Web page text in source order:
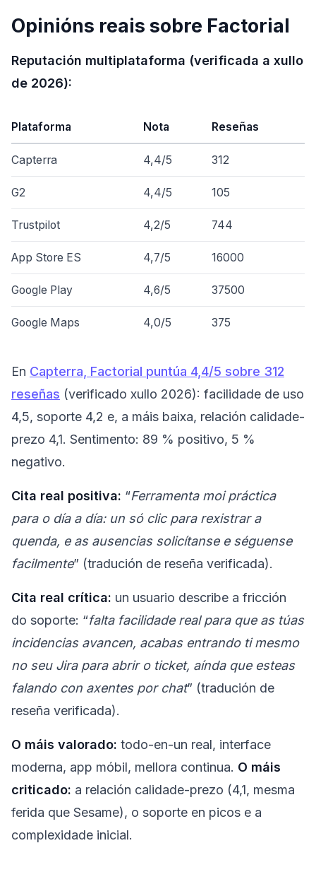
Opinións reais sobre Factorial
Reputación multiplataforma (verificada a xullo
de 2026):
Plataforma Nota Reseñas
Capterra 4,4/5 312
G2 4,4/5 105
Trustpilot 4,2/5 744
App Store ES 4,7/5 16000
Google Play 4,6/5 37500
Google Maps 4,0/5 375
En Capterra, Factorial puntúa 4,4/5 sobre 312
reseñas (verificado xullo 2026): facilidade de uso
4,5, soporte 4,2 e, a máis baixa, relación calidade-
prezo 4,1. Sentimento: 89 % positivo, 5 %
negativo.
Cita real positiva: “Ferramenta moi práctica
para o día a día: un só clic para rexistrar a
quenda, e as ausencias solicítanse e séguense
facilmente” (tradución de reseña verificada).
Cita real crítica: un usuario describe a fricción
do soporte: “falta facilidade real para que as túas
incidencias avancen, acabas entrando ti mesmo
no seu Jira para abrir o ticket, aínda que esteas
falando con axentes por chat” (tradución de
reseña verificada).
O máis valorado: todo-en-un real, interface
moderna, app móbil, mellora continua. O máis
criticado: a relación calidade-prezo (4,1, mesma
ferida que Sesame), o soporte en picos e a
complexidade inicial.